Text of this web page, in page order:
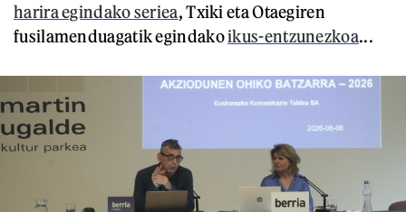
harira egindako seriea, Txiki eta Otaegiren
fusilamenduagatik egindakoikus-entzunezkoa...